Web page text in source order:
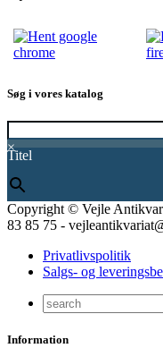
Søg i vores katalog
×
Titel
Copyright © Vejle
83 85 75 -
Privatlivspolitik
Salgs- og
Information